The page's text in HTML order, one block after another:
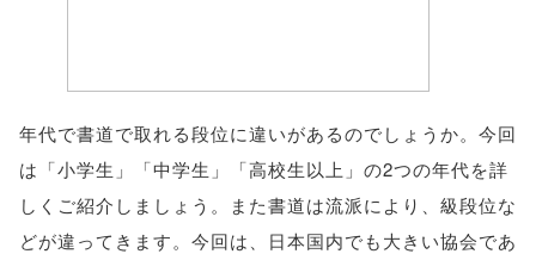
年代で書道で取れる段位に違いがあるのでしょうか。今回
は「小学生」「中学生」「高校生以上」の2つの年代を詳
しくご紹介しましょう。また書道は流派により、級段位な
どが違ってきます。今回は、日本国内でも大きい協会であ